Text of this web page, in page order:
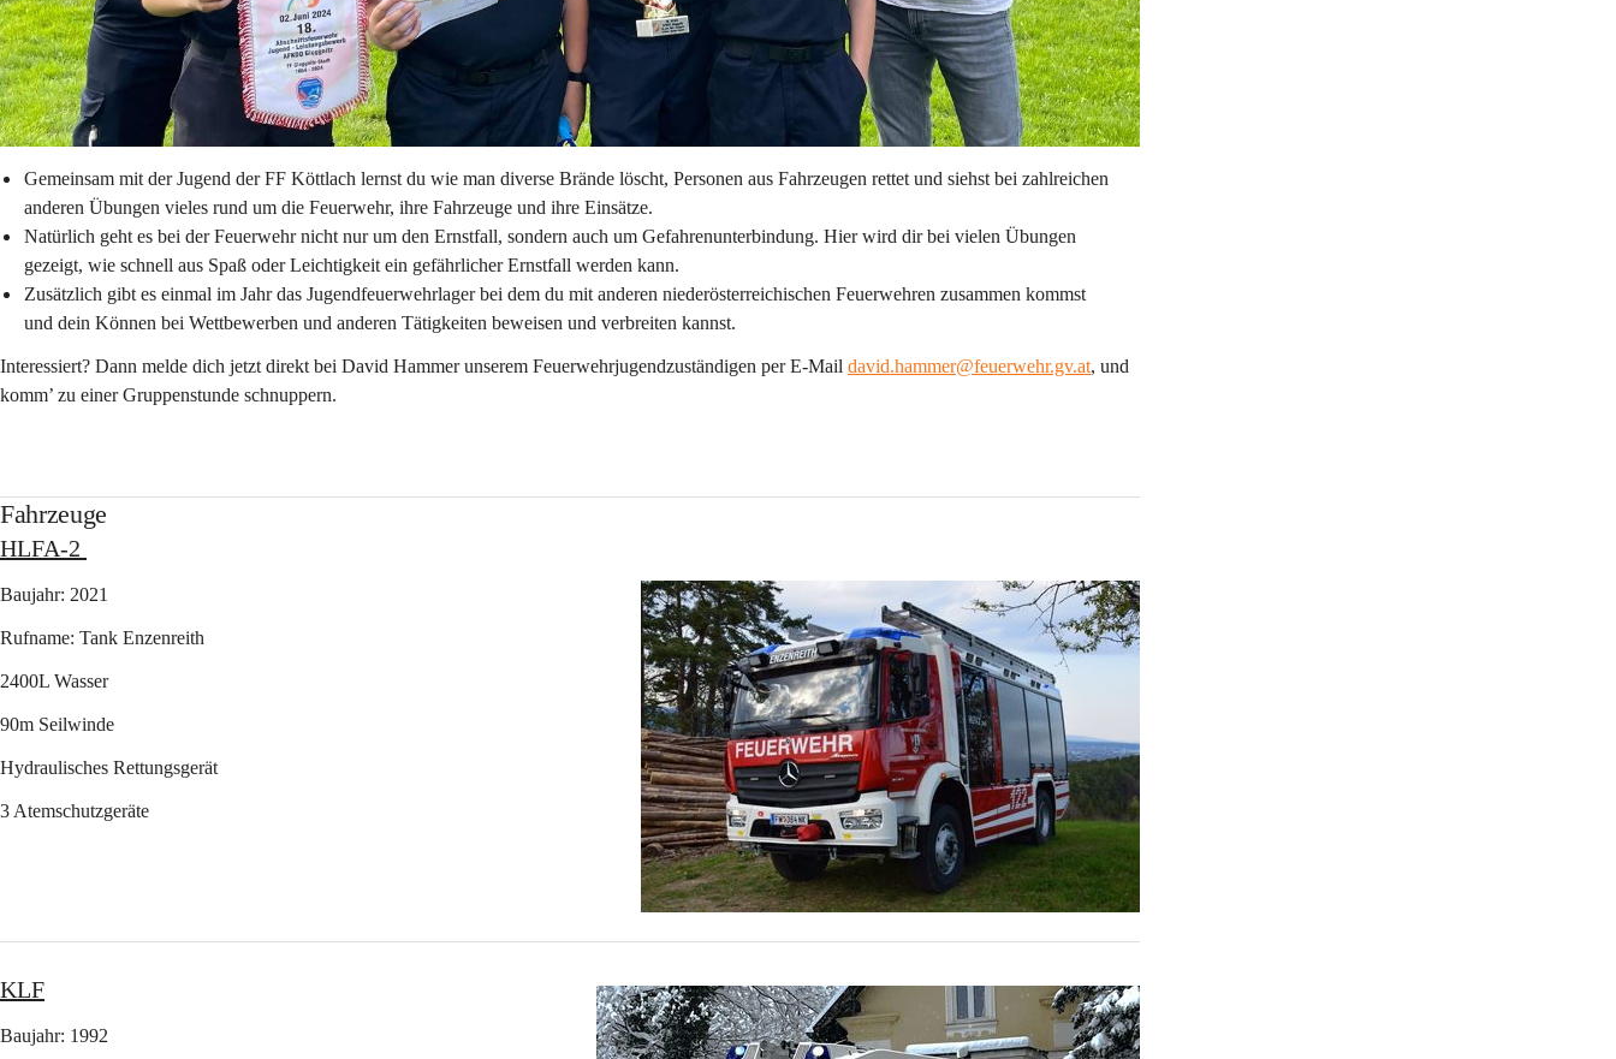
Gemeinsam mit der Jugend der FF Köttlach lernst du wie man diverse Brände löscht, Personen aus Fahrzeugen rettet und siehst bei zahlreichen
anderen Übungen vieles rund um die Feuerwehr, ihre Fahrzeuge und ihre Einsätze.
Natürlich geht es bei der Feuerwehr nicht nur um den Ernstfall, sondern auch um Gefahrenunterbindung. Hier wird dir bei vielen Übungen
gezeigt, wie schnell aus Spaß oder Leichtigkeit ein gefährlicher Ernstfall werden kann.
Zusätzlich gibt es einmal im Jahr das Jugendfeuerwehrlager bei dem du mit anderen niederösterreichischen Feuerwehren zusammen kommst
und dein Können bei Wettbewerben und anderen Tätigkeiten beweisen und verbreiten kannst.
Interessiert? Dann melde dich jetzt direkt bei David Hammer unserem Feuerwehrjugendzuständigen per E-Mail david.hammer@feuerwehr.gv.at, und
komm’ zu einer Gruppenstunde schnuppern.
Fahrzeuge
HLFA-2
Baujahr: 2021
Rufname: Tank Enzenreith
2400L Wasser
90m Seilwinde
Hydraulisches Rettungsgerät
3 Atemschutzgeräte
KLF
Baujahr: 1992